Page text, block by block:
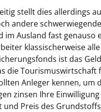
stellt dies allerdings
andere
im Ausland fast
klassischerweise
ist das
die
Anleger kennen,
zinsen Ihre
Preis des